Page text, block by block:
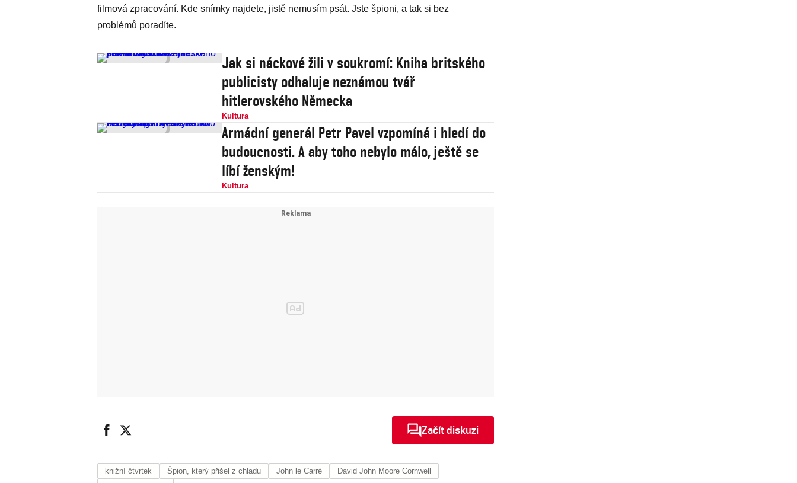
filmová zpracování. Kde snímky najdete, jistě nemusím psát. Jste špioni, a tak si bez
problémů poradíte.
Jak si náckové žili v soukromí: Kniha britského
publicisty odhaluje neznámou tvář
hitlerovského Německa
Kultura
Armádní generál Petr Pavel vzpomíná i hledí do
budoucnosti. A aby toho nebylo málo, ještě se
líbí ženským!
Kultura
Začít diskuzi
knižní čtvrtek Špion, který přišel z chladu John le Carré
David John Moore Cornwell